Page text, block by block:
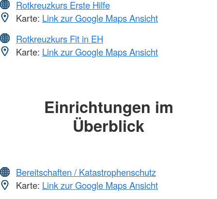
Rotkreuzkurs Erste Hilfe
Karte: Link zur Google Maps Ansicht
Rotkreuzkurs Fit in EH
Karte: Link zur Google Maps Ansicht
Einrichtungen im
Überblick
Bereitschaften / Katastrophenschutz
Karte: Link zur Google Maps Ansicht